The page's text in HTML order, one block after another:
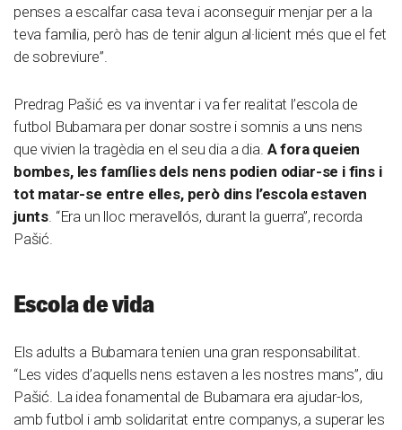
penses a escalfar casa teva i aconseguir menjar per a la
teva família, però has de tenir algun al·licient més que el fet
de sobreviure”.
Predrag Pašić es va inventar i va fer realitat l’escola de
futbol Bubamara per donar sostre i somnis a uns nens
que vivien la tragèdia en el seu dia a dia. A fora queien
bombes, les famílies dels nens podien odiar-se i fins i
tot matar-se entre elles, però dins l’escola estaven
junts. “Era un lloc meravellós, durant la guerra”, recorda
Pašić.
Escola de vida
Els adults a Bubamara tenien una gran responsabilitat.
“Les vides d’aquells nens estaven a les nostres mans”, diu
Pašić. La idea fonamental de Bubamara era ajudar-los,
amb futbol i amb solidaritat entre companys, a superar les